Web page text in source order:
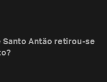
Santo Antão retirou-se